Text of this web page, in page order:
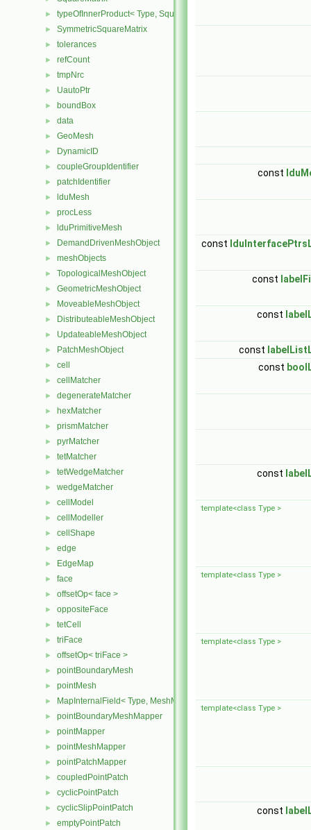
► typeOfInnerProduct< Type, SquareMatrix< Type >, SquareMatrix<
► SymmetricSquareMatrix
► tolerances
► refCount
► tmpNrc
► UautoPtr
► boundBox
► data
► GeoMesh
► DynamicID
► coupleGroupIdentifier
► patchIdentifier
► lduMesh
► procLess
► lduPrimitiveMesh
► DemandDrivenMeshObject
► meshObjects
► TopologicalMeshObject
► GeometricMeshObject
► MoveableMeshObject
► DistributeableMeshObject
► UpdateableMeshObject
► PatchMeshObject
► cell
► cellMatcher
► degenerateMatcher
► hexMatcher
► prismMatcher
► pyrMatcher
► tetMatcher
► tetWedgeMatcher
► wedgeMatcher
► cellModel
► cellModeller
► cellShape
► edge
► EdgeMap
► face
► offsetOp< face >
► oppositeFace
► tetCell
► triFace
► offsetOp< triFace >
► pointBoundaryMesh
► pointMesh
► MapInternalField< Type, MeshMapper, pointMesh >
► pointBoundaryMeshMapper
► pointMapper
► pointMeshMapper
► pointPatchMapper
► coupledPointPatch
► cyclicPointPatch
► cyclicSlipPointPatch
► emptyPointPatch
const
const
const
const
const
const
const
template<class Type >
template<class Type >
template<class Type >
template<class Type >
const